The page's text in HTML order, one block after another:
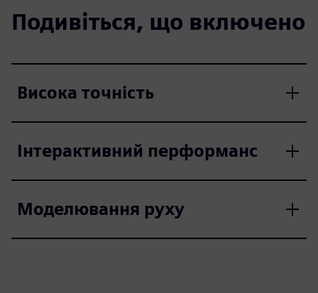
Подивіться, що включено
Висока точність
Інтерактивний перформанс
Моделювання руху